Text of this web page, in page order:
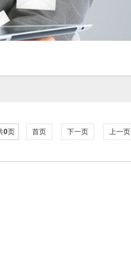
0页 首页 下一页 上一页